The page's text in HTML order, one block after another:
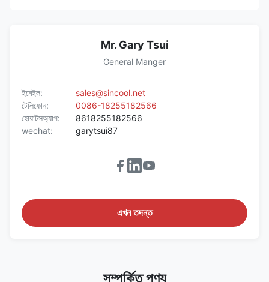
Mr. Gary Tsui
General Manger
ইমেইল:
sales@sincool.net
টেলিফোন:
0086-18255182566
হোয়াটসঅ্যাপ:
8618255182566
wechat:
garytsui87
এখন তদন্ত
সম্পর্কিত পণ্য